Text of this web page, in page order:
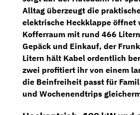
Alltag überzeugt die
elektrische Heckklappe öffnet
Kofferraum mit rund 466 Litern
Gepäck und Einkauf, der
Litern hält Kabel ordentlich
zwei profitiert ihr von einem
die Beinfreiheit passt für
und Wochenendtrips